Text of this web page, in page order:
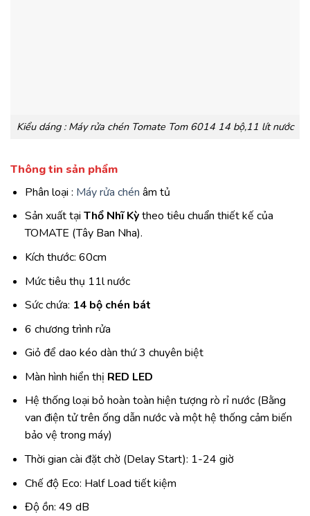
Kiểu dáng : Máy rửa chén Tomate Tom 6014 14 bộ,11 lít nước
Thông tin sản phẩm
Phân loại : Máy rửa chén âm tủ
Sản xuất tại Thổ Nhĩ Kỳtheo tiêu chuẩn thiết kế của
TOMATE (Tây Ban Nha).
Kích thước: 60cm
Mức tiêu thụ 11l nước
Sức chứa: 14 bộ chén bát
6 chương trình rửa
Giỏ để dao kéo dàn thứ 3 chuyên biệt
Màn hình hiển thị RED LED
Hệ thống loại bỏ hoàn toàn hiện tượng rò rỉ nước (Bằng
van điện tử trên ống dẫn nước và một hệ thống cảm biến
bảo vệ trong máy)
Thời gian cài đặt chờ (Delay Start): 1-24 giờ
Chế độ Eco: Half Load tiết kiệm
Độ ồn: 49 dB